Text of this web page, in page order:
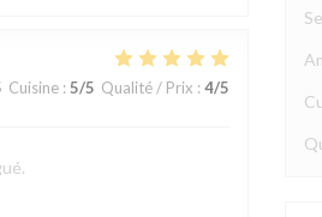
Cuisine: 5/5 Qualité / Prix : 4/5